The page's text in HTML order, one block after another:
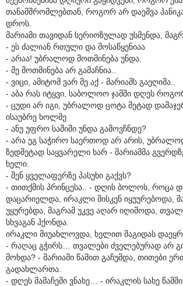
თანამშრომლებთან, როგორ არ დაეშვა
დროს.
მარიამი თავიდან სერიოზულად უსმენდა,
- ეს ძალიან რთული და მოსაწყენიაა
- არაა! უბრალოდ მოთმინება უნდა.
- მე მოთმინება არ გამაჩნია..
- ვიცი, ამიტომ ვარ მე აქ - მარიამს გაეღიმა..
- აბა რას იტყვი, საბოლოო ჯამში დღეს
- ცუდი არ იგი, უბრალოდ ცოტა მეტად
ისაუბრე ხოლმე
- ანუ უფრო საშიში უნდა გამოვჩნდე?
- არა ეგ საჭირო საერთოდ არ არის,
ზედმეტად საყვარელი ხარ - მარიამმა
ხელი.
- შენ ყველაფერზე პასუხი გაქვს?
- თითქმის პრინცესა.. - დღის ბოლოს, როცა
დაცარიელდა, ირაკლი მისკენ იყუურებოდა,
უყურებდა, მაგრამ უკვე აღარ იღიმოდა,
სხვაგან ჰქონდა.
ირაკლი მიუახლოვდა, ხელით მაგიდას
- რაღაც გჭირს… თვალები ძველებურად არ
მოხდა? - მარიამი წამით გაჩუმდა, თითები
გადახლართა.
- დღეს მამაჩემი ვნახე… - ირაკლის სახე